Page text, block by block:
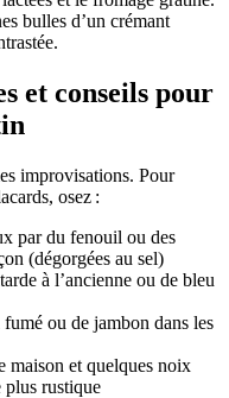
bulles d’un crémant
et conseils pour
improvisations. Pour
osez :
par du fenouil ou des
(dégorgées au sel)
à l’ancienne ou de bleu
ou de jambon dans les
maison et quelques noix
plus rustique